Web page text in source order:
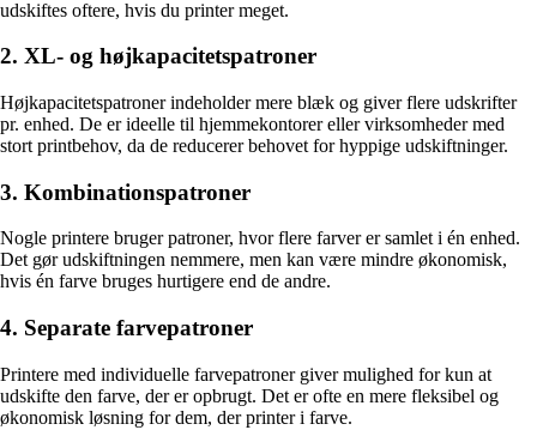
udskiftes oftere, hvis du printer meget.
2. XL- og højkapacitetspatroner
Højkapacitetspatroner indeholder mere blæk og giver flere udskrifter
pr. enhed. De er ideelle til hjemmekontorer eller virksomheder med
stort printbehov, da de reducerer behovet for hyppige udskiftninger.
3. Kombinationspatroner
Nogle printere bruger patroner, hvor flere farver er samlet i én enhed.
Det gør udskiftningen nemmere, men kan være mindre økonomisk,
hvis én farve bruges hurtigere end de andre.
4. Separate farvepatroner
Printere med individuelle farvepatroner giver mulighed for kun at
udskifte den farve, der er opbrugt. Det er ofte en mere fleksibel og
økonomisk løsning for dem, der printer i farve.